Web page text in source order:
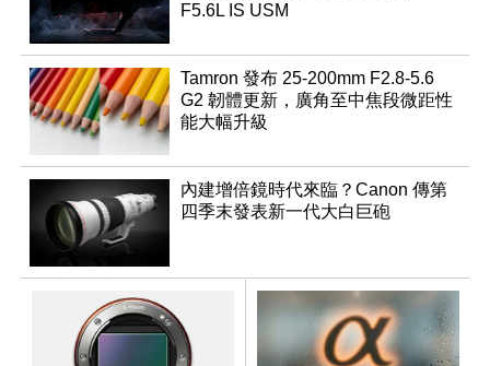
F5.6L IS USM
Tamron 發布 25-200mm F2.8-5.6
G2 韌體更新，廣角至中焦段微距性
能大幅升級
內建增倍鏡時代來臨？Canon 傳第
四季末發表新一代大白巨砲